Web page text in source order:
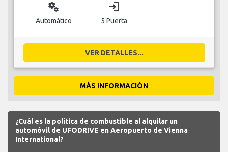
miscellaneous_services
Automático
login
5 Puerta
VER DETALLES...
MÁS INFORMACIÓN
¿Cuál es la política de combustible al alquilar un
automóvil de UFODRIVE en Aeropuerto de Vienna
International?